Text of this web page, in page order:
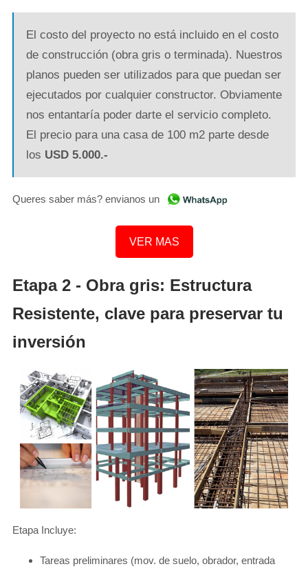
El costo del proyecto no está incluido en el costo
de construcción (obra gris o terminada). Nuestros
planos pueden ser utilizados para que puedan ser
ejecutados por cualquier constructor. Obviamente
nos entantaría poder darte el servicio completo.
El precio para una casa de 100 m2 parte desde
los USD 5.000.-
Queres saber más? envianos un
VER MAS
Etapa 2 - Obra gris: Estructura
Resistente, clave para preservar tu
inversión
Etapa Incluye:
Tareas preliminares (mov. de suelo, obrador, entrada